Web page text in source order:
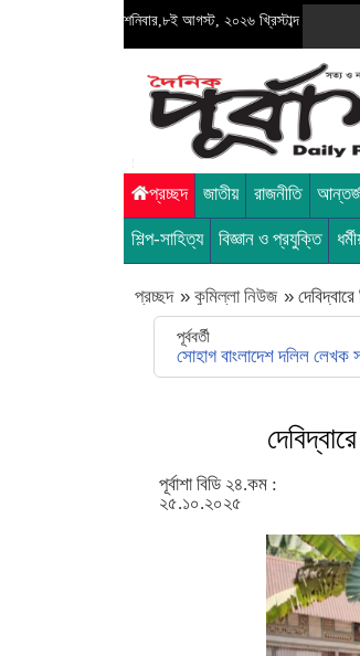
শনিবার,৮ই আগস্ট, ২০২৬ খ্রিস্টাব্দ
প্রচ্ছদ জাতীয় রাজনীতি
শিল্প-সাহিত্য বিজ্ঞান ও প্রযুক্তি
প্রচ্ছদ » কুমিল্লা নিউজ »
পূর্ববর্তী
সোহাগ বাংলাদেশ দলিল লেখক
পূর্বাশা বিডি ২৪.কম :
২৫.১০.২০২৫